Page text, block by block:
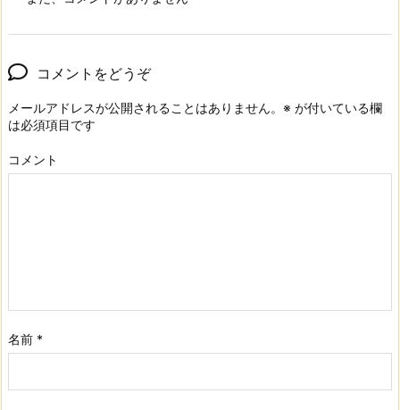
コメントをどうぞ
メールアドレスが公開されることはありません。 ※ が付いている欄
は必須項目です
コメント
名前 *